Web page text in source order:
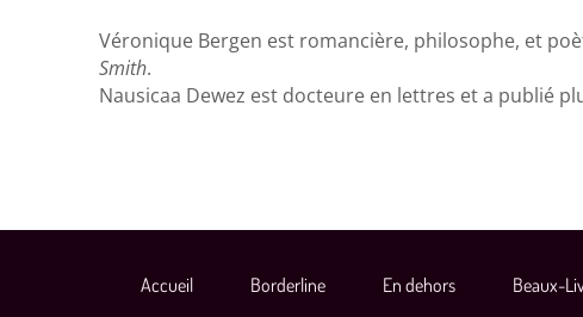
Accueil Borderline En dehors Beaux-
Véronique Bergen est romancière, philosophe, et
Smith.
Nausicaa Dewez est docteure en lettres et a publié